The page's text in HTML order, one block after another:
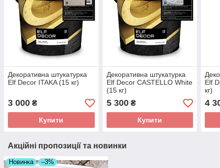
Декоративна штукатyрка
Elf Decor ITAKA (15 кг)
3 000 ₴
Купити
Декоративна штукатyрка
Elf Decor CASTELLO White
(15 кг)
5 300₴
Купити
Elf
кг)
4
Акційні пропозиції та новинки
Новинка –3%